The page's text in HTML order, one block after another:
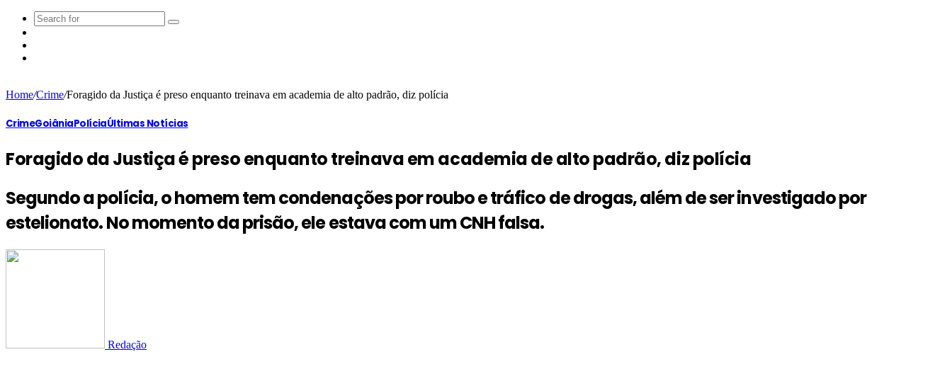
Home/Crime/Foragido da Justiça é preso enquanto treinava em academia de alto padrão, diz polícia
CrimeGoiâniaPolíciaÚltimas Notícias
Foragido da Justiça é preso enquanto treinava em academia de alto padrão, diz polícia
Segundo a polícia, o homem tem condenações por roubo e tráfico de drogas, além de ser investigado por
estelionato. No momento da prisão, ele estava com um CNH falsa.
Redação